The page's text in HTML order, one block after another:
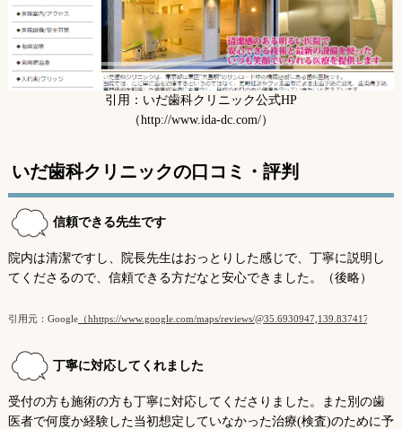
引用：いだ歯科クリニック公式HP
（http://www.ida-dc.com/）
いだ歯科クリニックの口コミ・評判
信頼できる先生です
院内は清潔ですし、院長先生はおっとりした感じで、丁寧に説明し
てくださるので、信頼できる方だなと安心できました。（後略）
引用元：Google（hhttps://www.google.com/maps/reviews/
丁寧に対応してくれました
受付の方も施術の方も丁寧に対応してくださりました。また別の歯
医者で何度か経験した当初想定していなかった治療(検査)のために予